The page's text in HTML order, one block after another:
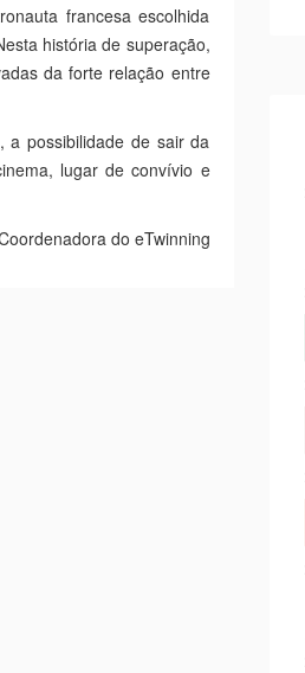
francesa escolhida
história de superação,
da forte relação entre
a possibilidade de sair da
lugar de convívio e
do eTwinning